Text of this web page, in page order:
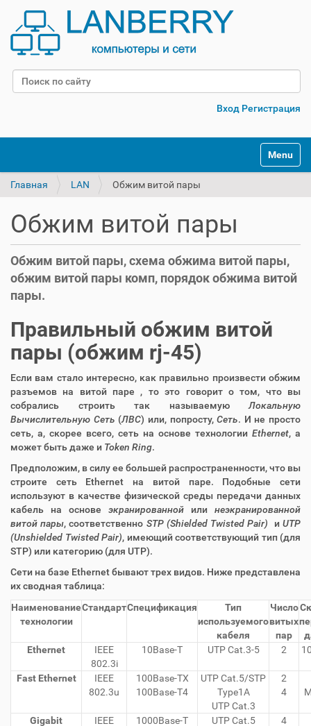
Поиск
Вход Регистрация
Главная LAN Обжим витой пары
Обжим витой пары
Обжим витой пары, схема обжима витой пары,
обжим витой пары комп, порядок обжима витой
пары.
Правильный обжим витой
пары (обжим rj-45)
Если вам стало интересно, как правильно произвести обжим
разъемов на витой паре , то это говорит о том, что вы
собрались строить так называемую Локальную
Вычислительную Сеть (ЛВС) или, попросту,Сеть. И не просто
сеть, а, скорее всего, сеть на основе технологии Ethernet, а
может быть даже и Token Ring.
Предположим, в силу ее большей распространенности, что вы
строите сеть Ethernet на витой паре. Подобные сети
используют в качестве физической среды передачи данных
кабель на основе экранированной или неэкранированной
витой пары, соответственно STP (Shielded Twisted Pair) иUTP
(Unshielded Twisted Pair), имеющий соответствующий тип (для
STP) или категорию (для UTP).
Сети на базе Ethernet бывают трех видов. Ниже представлена
их сводная таблица:
Наименование
технологии
СтандартСпецификация
Тип
используемого
кабеля
Число
витых
пар
Ethernet
IEEE
802.3i
10Base-T UTP Cat.3-5 2
Fast Ethernet
IEEE
802.3u
100Base-TX
100Base-T4
UTP Cat.5/STP
Type1A
UTP Cat.3
2
4
Gigabit
IEEE
1000Base-T UTP Cat.5 4